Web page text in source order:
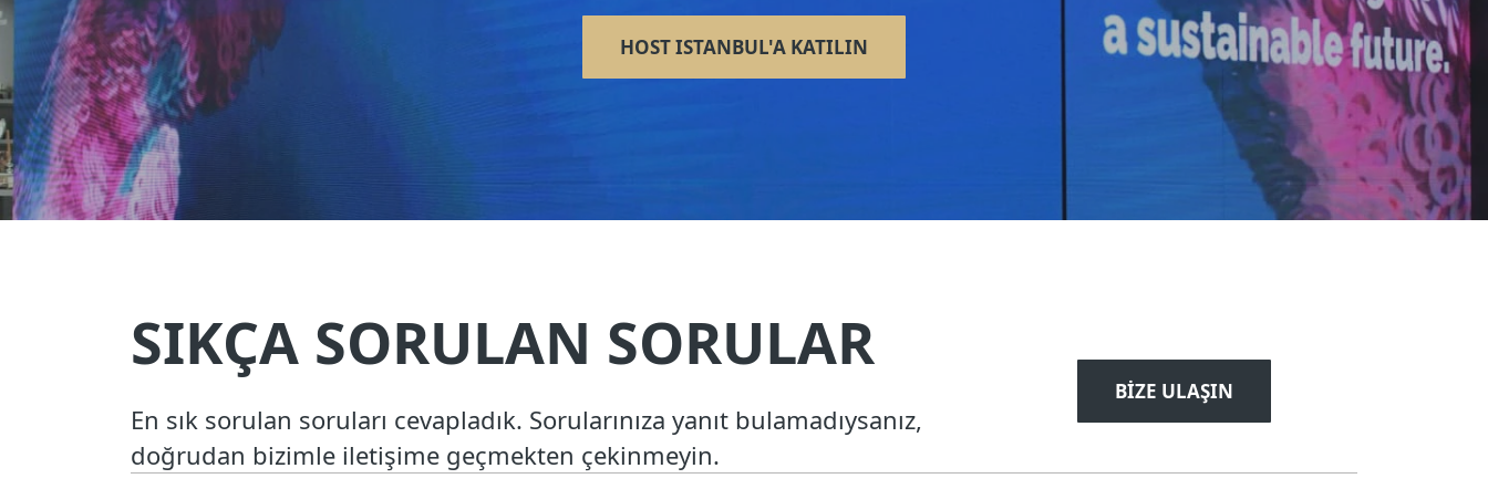
HOST ISTANBUL'A KATILIN
SIKÇA SORULAN SORULAR
En sık sorulan soruları cevapladık. Sorularınıza yanıt bulamadıysanız,
doğrudan bizimle iletişime geçmekten çekinmeyin.
BİZE ULAŞIN